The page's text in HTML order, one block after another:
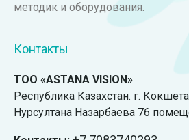
методик и оборудования.
Контакты
ТОО «ASTANA VISION»
Республика Казахстан. г.
Нурсултана Назарбаева 76